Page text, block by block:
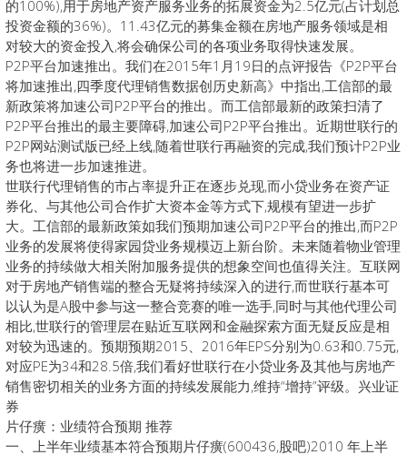
的100%),用于房地产资产服务业务的拓展资金为2.5亿元(占计划总
投资金额的36%)。11.43亿元的募集金额在房地产服务领域是相
对较大的资金投入,将会确保公司的各项业务取得快速发展。
P2P平台加速推出。我们在2015年1月19日的点评报告《P2P平台
将加速推出,四季度代理销售数据创历史新高》中指出,工信部的最
新政策将加速公司P2P平台的推出。而工信部最新的政策扫清了
P2P平台推出的最主要障碍,加速公司P2P平台推出。近期世联行的
P2P网站测试版已经上线,随着世联行再融资的完成,我们预计P2P业
务也将进一步加速推进。
世联行代理销售的市占率提升正在逐步兑现,而小贷业务在资产证
券化、与其他公司合作扩大资本金等方式下,规模有望进一步扩
大。工信部的最新政策如我们预期加速公司P2P平台的推出,而P2P
业务的发展将使得家园贷业务规模迈上新台阶。未来随着物业管理
业务的持续做大相关附加服务提供的想象空间也值得关注。互联网
对于房地产销售端的整合无疑将持续深入的进行,而世联行基本可
以认为是A股中参与这一整合竞赛的唯一选手,同时与其他代理公司
相比,世联行的管理层在贴近互联网和金融探索方面无疑反应是相
对较为迅速的。预期预期2015、2016年EPS分别为0.63和0.75元,
对应PE为34和28.5倍,我们看好世联行在小贷业务及其他与房地产
销售密切相关的业务方面的持续发展能力,维持“增持”评级。兴业证
券
片仔癀：业绩符合预期 推荐
一、上半年业绩基本符合预期片仔癀(600436,股吧)2010 年上半